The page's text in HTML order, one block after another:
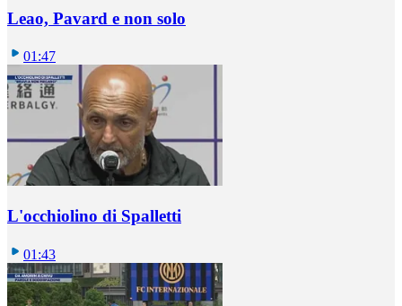
Leao, Pavard e non solo
01:47
L'occhiolino di Spalletti
01:43